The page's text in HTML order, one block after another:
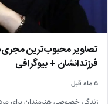
تصاویر محبوب‌ترین
فرزندانشان + بیوگرافی
۵ ماه قبل